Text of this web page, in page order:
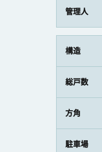
管理人
構造
総戸数
方角
駐車場